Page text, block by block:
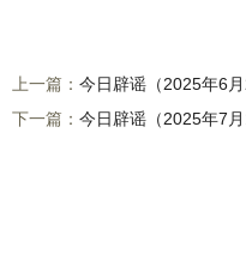
上一篇： 今日辟谣（2025年6月
下一篇： 今日辟谣（2025年7月